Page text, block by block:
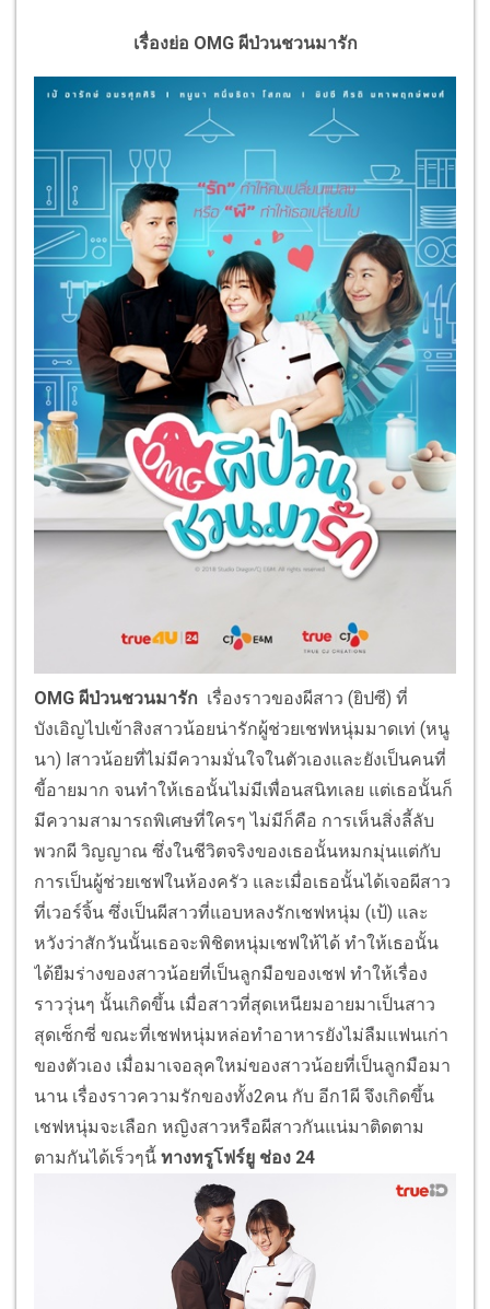
เรื่องย่อ OMG ผีป่วนชวนมารัก
OMG ผีป่วนชวนมารัก เรื่องราวของผีสาว (ยิปซี) ที่
บังเอิญไปเข้าสิงสาวน้อยน่ารักผู้ช่วยเชฟหนุ่มมาดเท่ (หนู
นา) lสาวน้อยที่ไม่มีความมั่นใจในตัวเองและยังเป็นคนที่
ขี้อายมาก จนทำให้เธอนั้นไม่มีเพื่อนสนิทเลย แต่เธอนั้นก็
มีความสามารถพิเศษที่ใครๆ ไม่มีก็คือ การเห็นสิ่งลี้ลับ
พวกผี วิญญาณ ซึ่งในชีวิตจริงของเธอนั้นหมกมุ่นแต่กับ
การเป็นผู้ช่วยเชฟในห้องครัว และเมื่อเธอนั้นได้เจอผีสาว
ที่เวอร์จิ้น ซึ่งเป็นผีสาวที่แอบหลงรักเชฟหนุ่ม (เป้) และ
หวังว่าสักวันนั้นเธอจะพิชิตหนุ่มเชฟให้ได้ ทำให้เธอนั้น
ได้ยืมร่างของสาวน้อยที่เป็นลูกมือของเชฟ ทำให้เรื่อง
ราววุ่นๆ นั้นเกิดขึ้น เมื่อสาวที่สุดเหนียมอายมาเป็นสาว
สุดเซ็กซี่ ขณะที่เชฟหนุ่มหล่อทำอาหารยังไม่ลืมแฟนเก่า
ของตัวเอง เมื่อมาเจอลุคใหม่ของสาวน้อยที่เป็นลูกมือมา
นาน เรื่องราวความรักของทั้ง2คน กับ อีก1ผี จึงเกิดขึ้น
เชฟหนุ่มจะเลือก หญิงสาวหรือผีสาวกันแน่มาติดตาม
ตามกันได้เร็วๆนี้ ทางทรูโฟร์ยู ช่อง 24